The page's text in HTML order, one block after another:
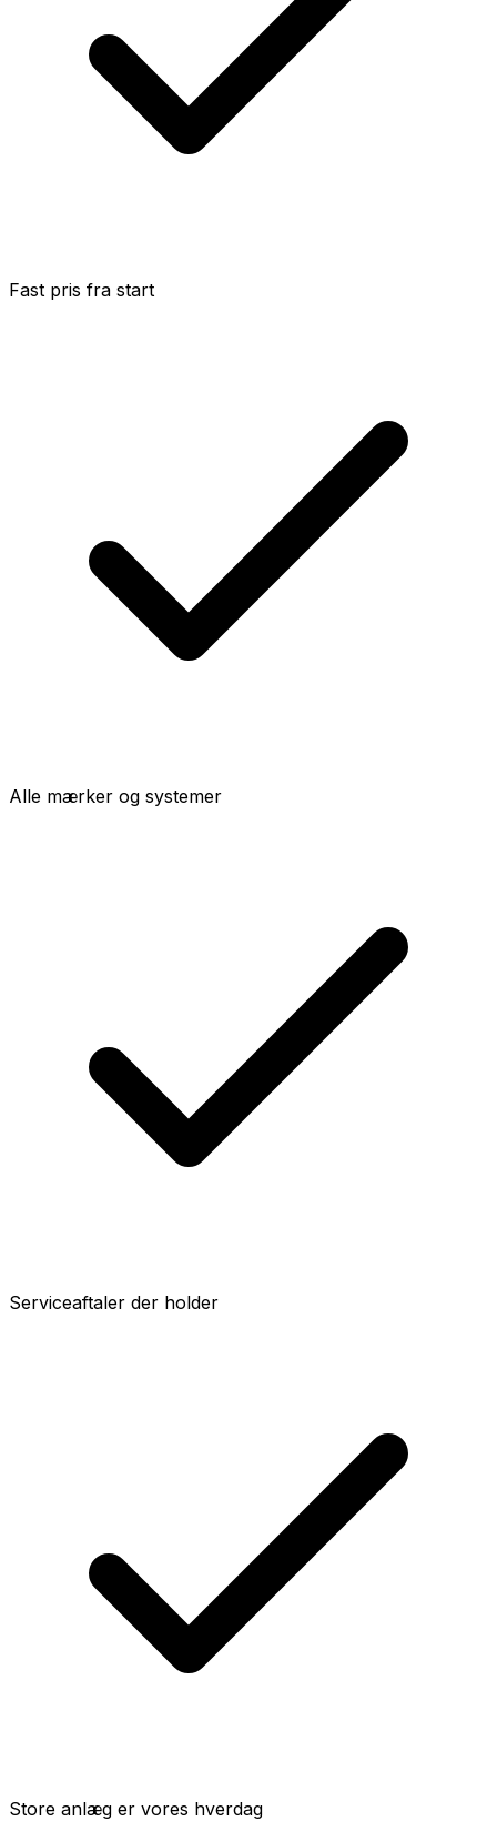
Fast pris fra start
Alle mærker og systemer
Serviceaftaler der holder
Store anlæg er vores hverdag